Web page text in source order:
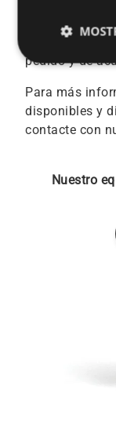
Los tornillos
pedido y de
Para más
disponibles y
contacte con
Nuestro